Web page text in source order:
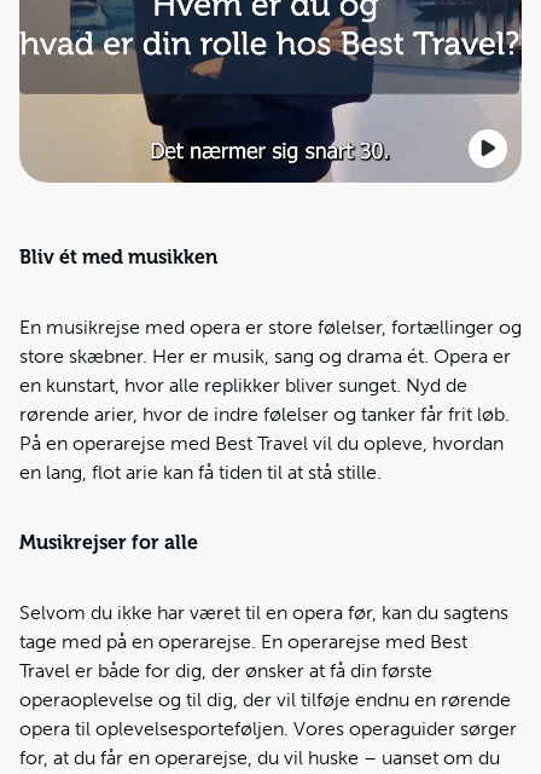
Bliv ét med musikken
En musikrejse med opera er store følelser, fortællinger og
store skæbner. Her er musik, sang og drama ét. Opera er
en kunstart, hvor alle replikker bliver sunget. Nyd de
rørende arier, hvor de indre følelser og tanker får frit løb.
På en operarejse med Best Travel vil du opleve, hvordan
en lang, flot arie kan få tiden til at stå stille.
Musikrejser for alle
Selvom du ikke har været til en opera før, kan du sagtens
tage med på en operarejse. En operarejse med Best
Travel er både for dig, der ønsker at få din første
operaoplevelse og til dig, der vil tilføje endnu en rørende
opera til oplevelsesporteføljen. Vores operaguider sørger
for, at du får en operarejse, du vil huske – uanset om du